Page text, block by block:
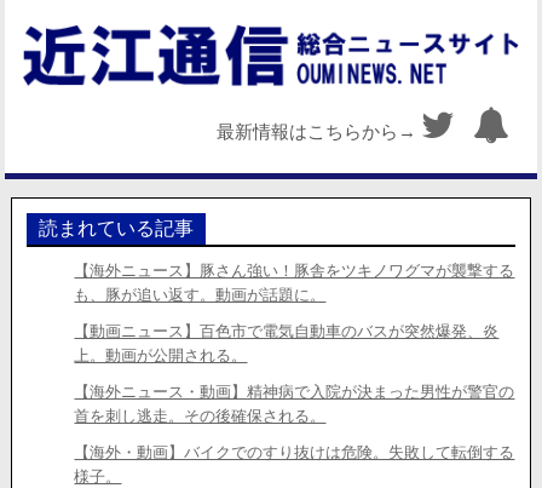
最新情報はこちらから→
読まれている記事
【海外ニュース】豚さん強い！豚舎をツキノワグマが襲撃する
も、豚が追い返す。動画が話題に。
【動画ニュース】百色市で電気自動車のバスが突然爆発、炎
上。動画が公開される。
【海外ニュース・動画】精神病で入院が決まった男性が警官の
首を刺し逃走。その後確保される。
【海外・動画】バイクでのすり抜けは危険。失敗して転倒する
様子。